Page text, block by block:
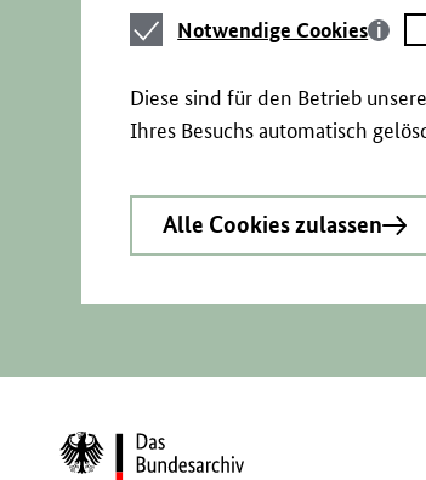
Notwendige
Cookies
Notwendige Cookies
Diese sind für den Betrieb
Ihres Besuchs automatisch
Alle Cookies zulassen
Zur
Startseite